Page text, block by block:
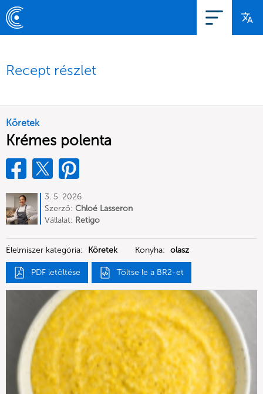
Recept részlet
Köretek
Krémes polenta
3. 5. 2026
Szerző: Chloé Lasseron
Vállalat: Retigo
Élelmiszer kategória: Köretek Konyha: olasz
PDF letöltése Töltse le a BR2-et